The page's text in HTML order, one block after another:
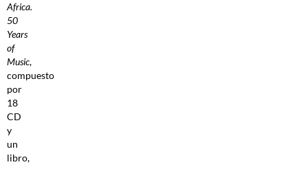
Africa.
50
Years
of
Music,
compuesto
por
18
CD
y
un
libro,